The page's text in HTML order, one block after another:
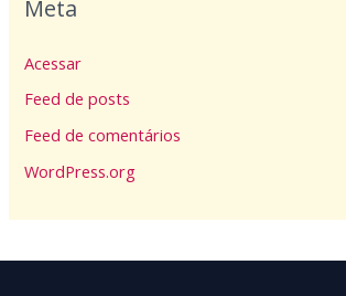
Meta
Acessar
Feed de posts
Feed de comentários
WordPress.org